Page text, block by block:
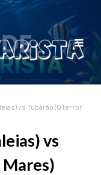
vs Tubarão (O terror
vs